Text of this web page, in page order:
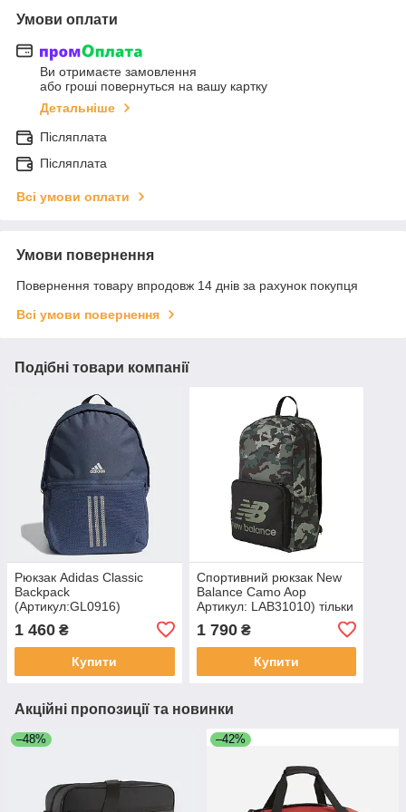
Умови оплати
Ви отримаєте замовлення
або гроші повернуться на вашу картку
Детальніше
Післяплата
Післяплата
Всі умови оплати
Умови повернення
Повернення товару впродовж 14 днів за рахунок покупця
Всі умови повернення
Подібні товари компанії
Рюкзак Adidas Classic
Backpack
(Артикул:GL0916)
1 460 ₴
Купити
Спортивний рюкзак New
Balance Camo Aop
Артикул: LAB31010) тільки
1 790₴
Купити
Акційні пропозиції та новинки
–48% –42%